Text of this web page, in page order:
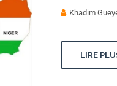
Khadim
LIRE